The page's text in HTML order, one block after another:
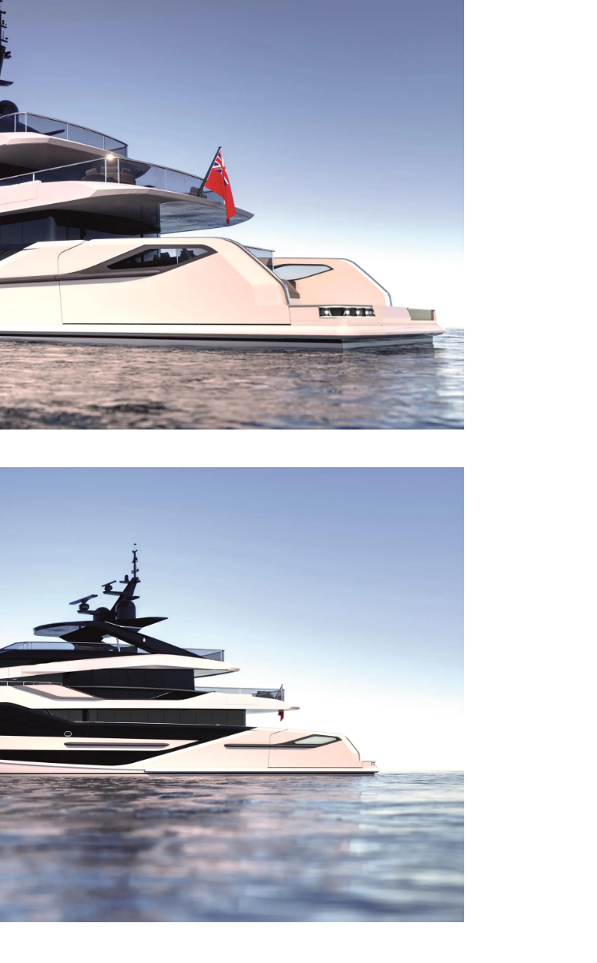
Legali
SULLA PRIVACY
SLAVERY
E CONDIZIONI
POLICY
L'azienda
Brokerage
Charter
News
Eventi
Innovazione
Il Team
Lifestyle
Heritage
Valuta La Tua Imbarcazione